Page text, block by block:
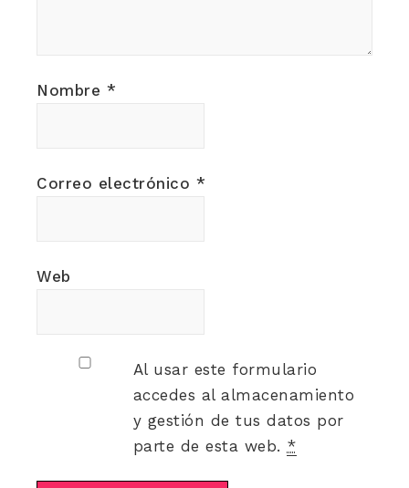
Nombre *
Correo electrónico *
Web
Al usar este formulario
accedes al almacenamiento
y gestión de tus datos por
parte de esta web. *